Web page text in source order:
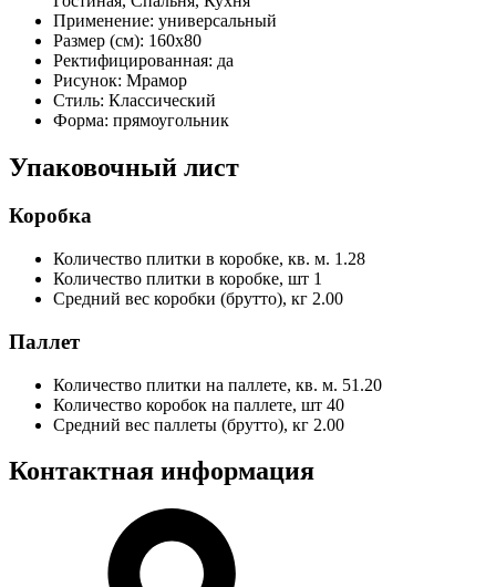
Применение: универсальный
Размер (см): 160x80
Ректифицированная: да
Рисунок: Мрамор
Стиль: Классический
Форма: прямоугольник
Упаковочный лист
Коробка
Количество плитки в коробке, кв. м. 1.28
Количество плитки в коробке, шт 1
Средний вес коробки (брутто), кг 2.00
Паллет
Количество плитки на паллете, кв. м. 51.20
Количество коробок на паллете, шт 40
Средний вес паллеты (брутто), кг 2.00
Контактная информация